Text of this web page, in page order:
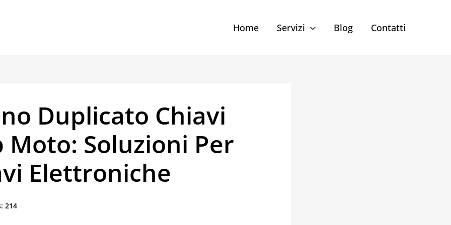
Home Servizi Blog Contatti
Duplicato Chiavi
Moto: Soluzioni Per
Elettroniche
214